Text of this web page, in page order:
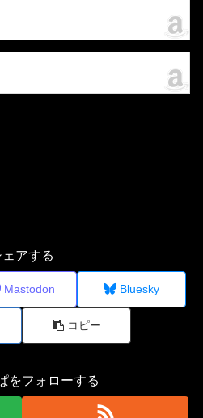
ェアする
Mastodon Bluesky
コピー
をフォローする